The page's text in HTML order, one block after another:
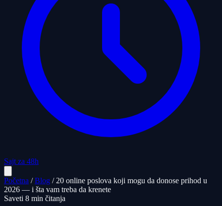
Sajt za 48h
Početna / Blog / 20 online poslova koji mogu da donose prihod u
2026 — i šta vam treba da krenete
Saveti 8 min čitanja